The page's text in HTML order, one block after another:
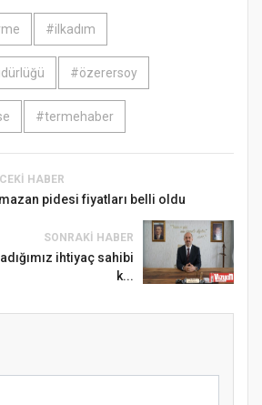
#ilkadım
#özerersoy
#termehaber
HABER
pidesi fiyatları belli oldu
SONRAKI HABER
ihtiyaç sahibi
k...